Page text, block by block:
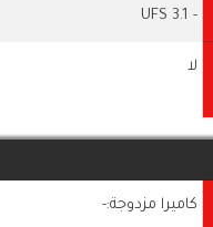
- UFS 3.1
لا
كاميرا مزدوجة:-